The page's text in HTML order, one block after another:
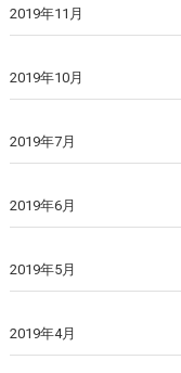
2019年11月
2019年10月
2019年7月
2019年6月
2019年5月
2019年4月